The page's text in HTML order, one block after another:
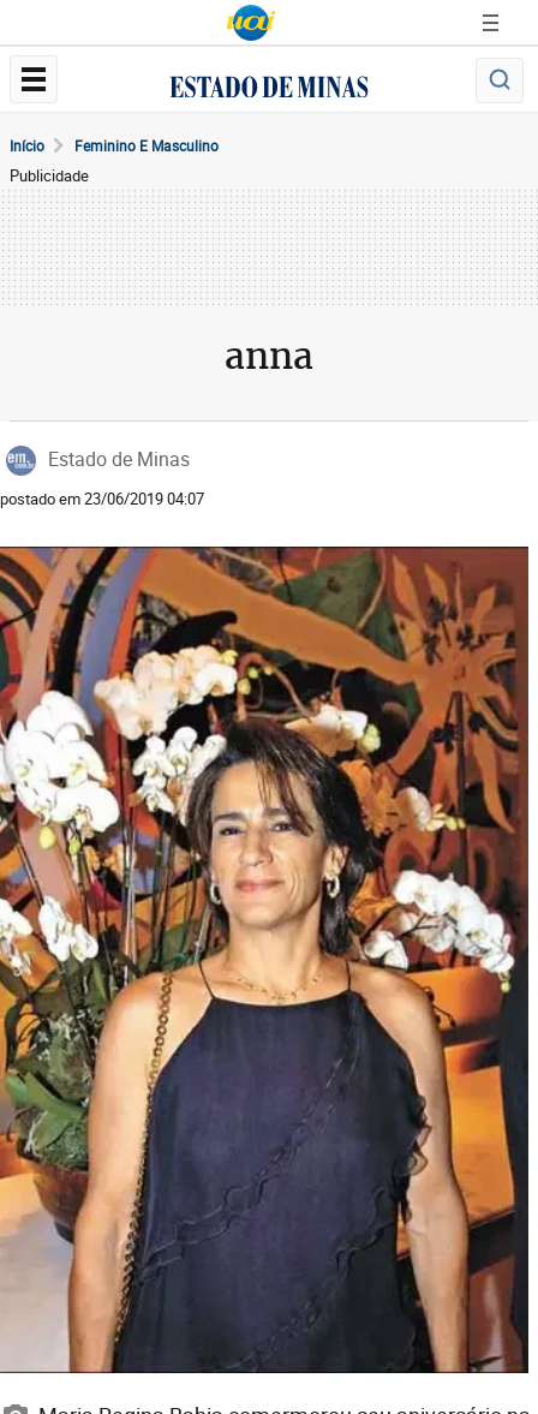
Início Feminino E Masculino
Publicidade
anna
Estado de Minas
postado em 23/06/2019 04:07